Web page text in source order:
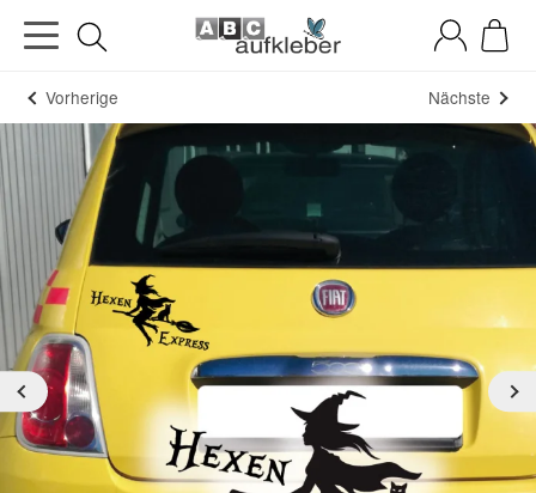
Vorherige Nächste